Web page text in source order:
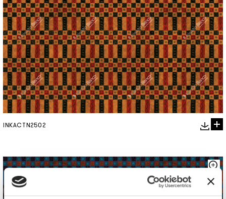
INKACTN2502